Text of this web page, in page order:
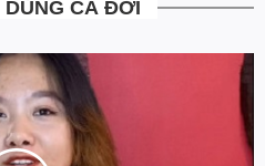
như không phân phối qua
chi phí vận hành (hàng sản
DÙNG CẢ ĐỜI